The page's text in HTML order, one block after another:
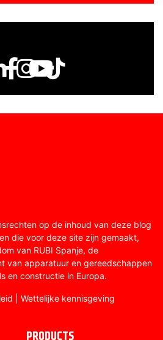
op de inhoud van deze blog
die voor deze site zijn gemaakt,
van RUBI Spanje, de
van apparatuur en gereedschappen
en constructie in Europa.
Wettelijke kennisgeving
PRODUCTS